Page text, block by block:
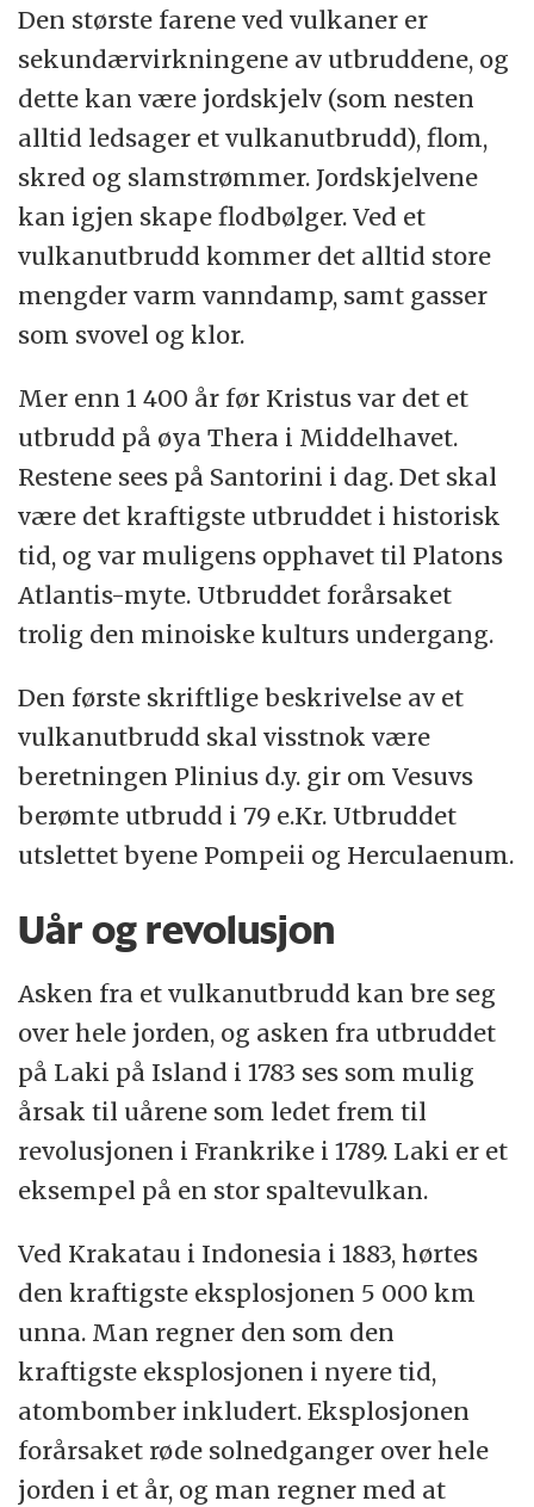
Den største farene ved vulkaner er
sekundærvirkningene av utbruddene, og
dette kan være jordskjelv (som nesten
alltid ledsager et vulkanutbrudd), flom,
skred og slamstrømmer. Jordskjelvene
kan igjen skape flodbølger. Ved et
vulkanutbrudd kommer det alltid store
mengder varm vanndamp, samt gasser
som svovel og klor.
Mer enn 1 400 år før Kristus var det et
utbrudd på øya Thera i Middelhavet.
Restene sees på Santorini i dag. Det skal
være det kraftigste utbruddet i historisk
tid, og var muligens opphavet til Platons
Atlantis-myte. Utbruddet forårsaket
trolig den minoiske kulturs undergang.
Den første skriftlige beskrivelse av et
vulkanutbrudd skal visstnok være
beretningen Plinius d.y. gir om Vesuvs
berømte utbrudd i 79 e.Kr. Utbruddet
utslettet byene Pompeii og Herculaenum.
Uår og revolusjon
Asken fra et vulkanutbrudd kan bre seg
over hele jorden, og asken fra utbruddet
på Laki på Island i 1783 ses som mulig
årsak til uårene som ledet frem til
revolusjonen i Frankrike i 1789. Laki er et
eksempel på en stor spaltevulkan.
Ved Krakatau i Indonesia i 1883, hørtes
den kraftigste eksplosjonen 5 000 km
unna. Man regner den som den
kraftigste eksplosjonen i nyere tid,
atombomber inkludert. Eksplosjonen
forårsaket røde solnedganger over hele
jorden i et år, og man regner med at